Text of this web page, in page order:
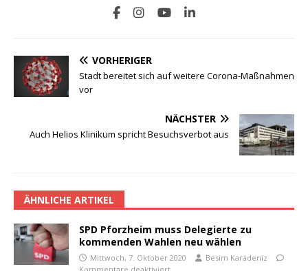
VORHERIGER
Stadt bereitet sich auf weitere Corona-Maßnahmen
vor
NÄCHSTER
Auch Helios Klinikum spricht Besuchsverbot aus
ÄHNLICHE ARTIKEL
SPD Pforzheim muss Delegierte zu
kommenden Wahlen neu wählen
Mittwoch, 7. Oktober 2020
Besim Karadeniz